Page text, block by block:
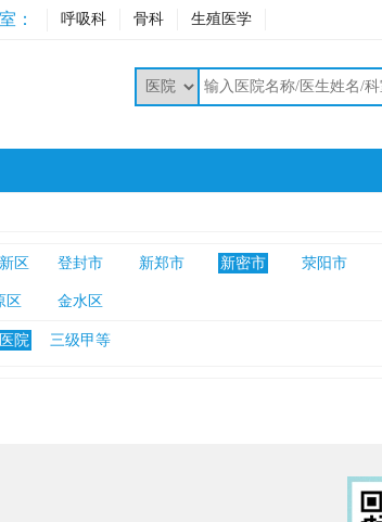
： 呼吸科 骨科 生殖医学
区 登封市 新郑市 新密市 荥阳市
区 金水区
院 三级甲等